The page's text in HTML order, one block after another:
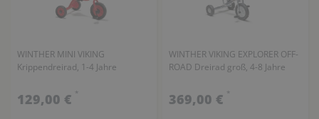
WINTHER MINI VIKING
Krippendreirad, 1-4 Jahre
129,00 € *
WINTHER VIKING EXPLORER OFF-
ROAD Dreirad groß, 4-8 Jahre
369,00 € *